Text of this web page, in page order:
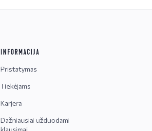
INFORMACIJA
Pristatymas
Tiekėjams
Karjera
Dažniausiai užduodami